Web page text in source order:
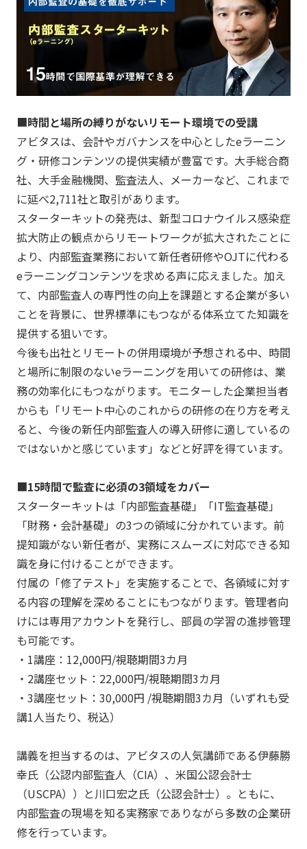
■時間と場所の縛りがないリモート環境での受講
アビタスは、会計やガバナンスを中心としたeラーニン
グ・研修コンテンツの提供実績が豊富です。大手総合商
社、大手金融機関、監査法人、メーカーなど、これまで
に延べ2,711社と取引があります。
スターターキットの発売は、新型コロナウイルス感染症
拡大防止の観点からリモートワークが拡大されたことに
より、内部監査業務において新任者研修やOJTに代わる
eラーニングコンテンツを求める声に応えました。加え
て、内部監査人の専門性の向上を課題とする企業が多い
ことを背景に、世界標準にもつながる体系立てた知識を
提供する狙いです。
今後も出社とリモートの併用環境が予想される中、時間
と場所に制限のないeラーニングを用いての研修は、業
務の効率化にもつながります。モニターした企業担当者
からも「リモート中心のこれからの研修の在り方を考え
ると、今後の新任内部監査人の導入研修に適しているの
ではないかと感じています」などと好評を得ています。
■15時間で監査に必須の3領域をカバー
スターターキットは「内部監査基礎」「IT監査基礎」
「財務・会計基礎」の3つの領域に分かれています。前
提知識がない新任者が、実務にスムーズに対応できる知
識を身に付けることができます。
付属の「修了テスト」を実施することで、各領域に対す
る内容の理解を深めることにもつながります。管理者向
けには専用アカウントを発行し、部員の学習の進捗管理
も可能です。
・1講座：12,000円/視聴期間3カ月
・2講座セット：22,000円/視聴期間3カ月
・3講座セット：30,000円 /視聴期間3カ月（いずれも受
講1人当たり、税込）
講義を担当するのは、アビタスの人気講師である伊藤勝
幸氏（公認内部監査人（CIA）、米国公認会計士
（USCPA））と川口宏之氏（公認会計士）。ともに、
内部監査の現場を知る実務家でありながら多数の企業研
修を行っています。